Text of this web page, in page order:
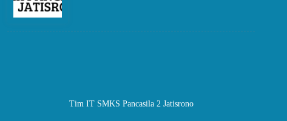
Tim IT SMKS Pancasila 2 Jatisrono